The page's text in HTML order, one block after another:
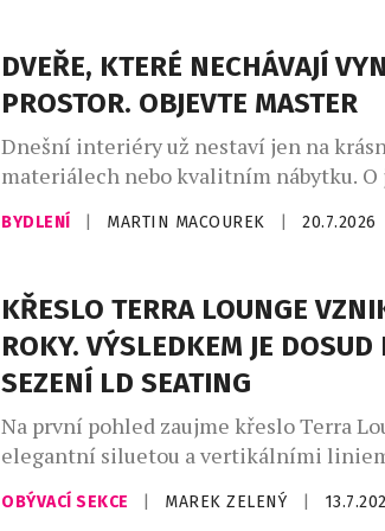
orientačních bodů curyšského hlavního
podoby stolního objektu, který
designového doplňku, sběratelského
DVEŘE, KTERÉ NECHÁVAJÍ
PROSTOR. OBJEVTE MASTER
Dnešní interiéry už nestaví jen na
materiálech nebo kvalitním nábytku.
charakteru rozhodují především
které vytvářejí harmonický celek. Právě
že i dveře mohou být výrazným
prvkem. Díky provedení od podlahy až
čistému minimalistickému designu a
neomezeným možnostem povrchových
BYDLENÍ MARTIN MACOUREK 20.7.2026
KŘESLO TERRA LOUNGE
ROKY. VÝSLEDKEM JE DOSUD
SEZENÍ LD SEATING
Na první pohled zaujme křeslo Terra
elegantní siluetou a vertikálními
zdánlivě jednoduchým tvarem však stojí
vývoje, hledání nových konstrukčních
OBÝVACÍ SEKCE MAREK ZELENÝ